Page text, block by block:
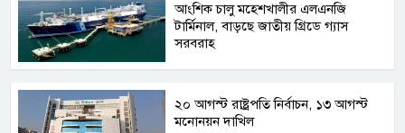
আংশিক চালু মহেশখালীর এলএনজি
টার্মিনাল, বাড়ছে জাতীয় গ্রিডে গ্যাস
সরবরাহ
২০ আগস্ট রাষ্ট্রপতি নির্বাচন, ১৩ আগস্ট
মনোনয়ন দাখিল